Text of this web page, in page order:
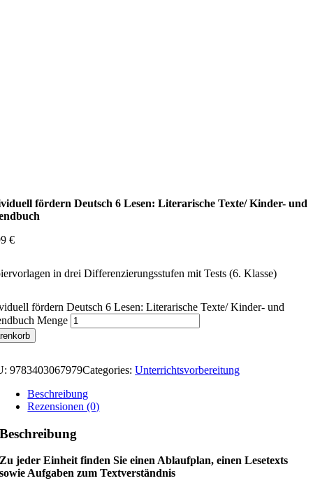
fördern Deutsch 6 Lesen: Literarische Texte/ Kinder- und
€
in drei Differenzierungsstufen mit Tests (6. Klasse)
fördern Deutsch 6 Lesen: Literarische Texte/ Kinder- und
Menge
9783403067979Categories: Unterrichtsvorbereitung
Beschreibung
Rezensionen (0)
Beschreibung
Zu jeder Einheit finden Sie einen Ablaufplan, einen Lesetexts
sowie Aufgaben zum Textverständnis